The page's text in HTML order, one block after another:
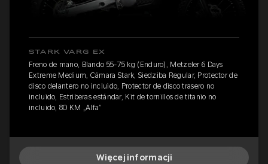
STARK VARG EX
Freno de mano, Blando 55-75 kg (Enduro), Metzeler 6 Days
Extreme Medium, Cámara Stark, Siedziba Regular, Protector de
disco delantero no incluido, Protector de disco trasero no
incluido, Estriberas estándar, Kit de tornillos de titanio no
incluido, 80 KM „Alfa”
Więcej informacji